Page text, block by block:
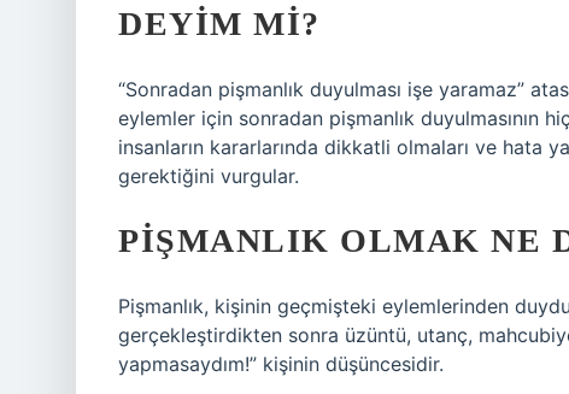
DEYIM MI?
“Sonradan pişmanlık duyulması işe yaramaz”
eylemler için sonradan pişmanlık duyulmasının
insanların kararlarında dikkatli olmaları ve hata
gerektiğini vurgular.
PIŞMANLIK OLMAK NE
Pişmanlık, kişinin geçmişteki eylemlerinden
gerçekleştirdikten sonra üzüntü, utanç,
yapmasaydım!” kişinin düşüncesidir.